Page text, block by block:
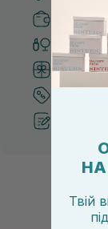
Тільки
Система
Кращі
Твій